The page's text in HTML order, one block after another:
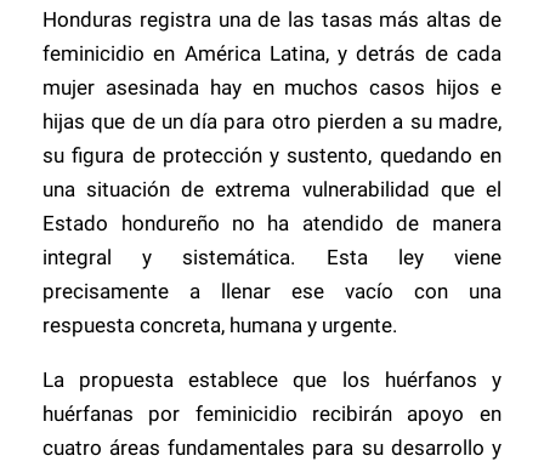
Honduras registra una de las tasas más altas de
feminicidio en América Latina, y detrás de cada
mujer asesinada hay en muchos casos hijos e
hijas que de un día para otro pierden a su madre,
su figura de protección y sustento, quedando en
una situación de extrema vulnerabilidad que el
Estado hondureño no ha atendido de manera
integral y sistemática. Esta ley viene
precisamente a llenar ese vacío con una
respuesta concreta, humana y urgente.
La propuesta establece que los huérfanos y
huérfanas por feminicidio recibirán apoyo en
cuatro áreas fundamentales para su desarrollo y